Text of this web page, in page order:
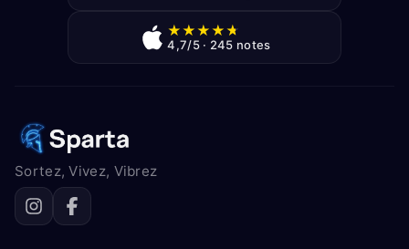
★★★★★
4,7/5 · 245 notes
Sortez, Vivez, Vibrez